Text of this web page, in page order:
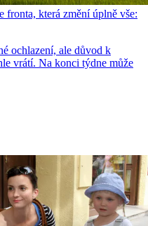
fronta, která změní úplně vše:
ochlazení, ale důvod k
vrátí. Na konci týdne může